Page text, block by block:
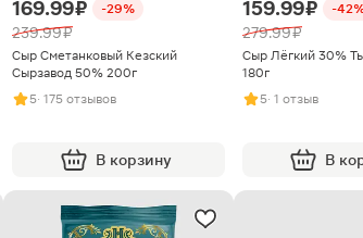
169.99 ₽ -29%
239.99 ₽
Сыр Сметанковый Кезский
Сырзавод 50% 200г
5· 175 отзывов
В корзину
159.99 ₽ -
279.99 ₽
Сыр Лёгкий 30%
180г
5· 1 отзыв
В